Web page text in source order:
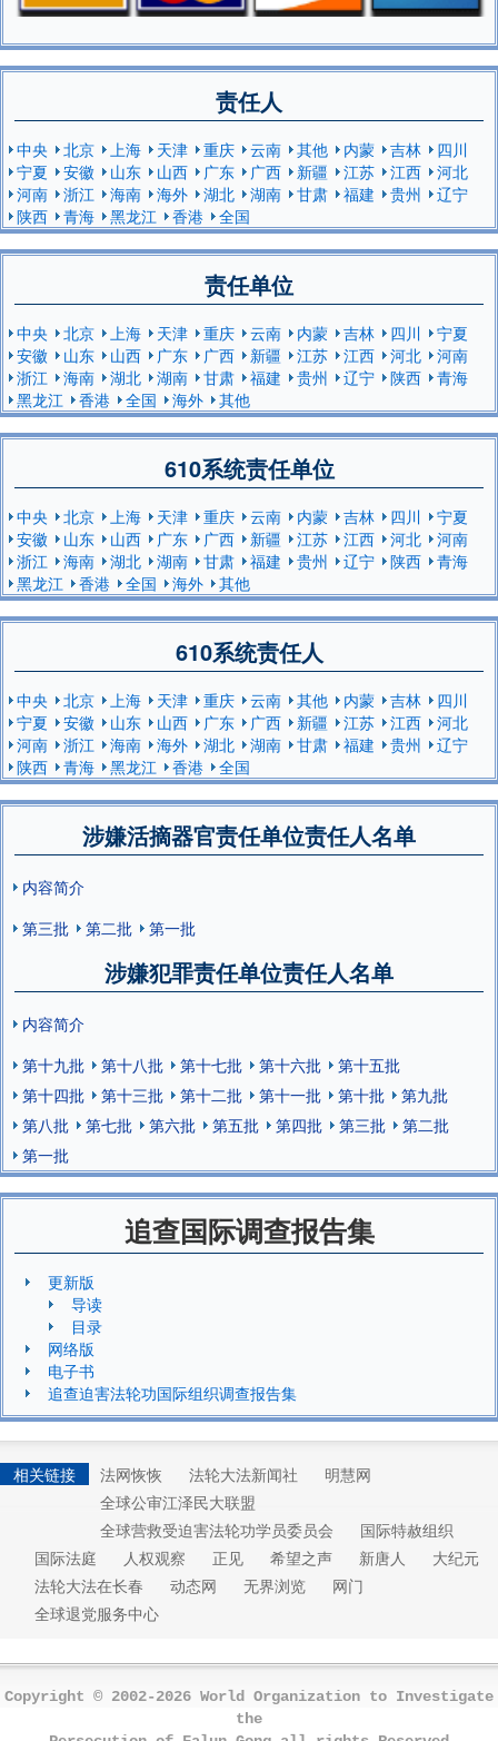
责任人
中央 北京 上海 天津 重庆 云南 其他 内蒙 吉林
四川
宁夏
安徽 山东 山西 广东 广西 新疆 江苏 江西
河北
河南
浙江 海南 海外 湖北 湖南 甘肃 福建 贵州
辽宁
陕西
青海 黑龙江 香港 全国
责任单位
中央 北京 上海 天津 重庆 云南 内蒙 吉林 四川
宁夏
安徽
山东 山西 广东 广西 新疆 江苏 江西 河北
河南
浙江
海南 湖北 湖南 甘肃 福建 贵州 辽宁 陕西
青海
黑龙江
香港 全国 海外 其他
610系统责任单位
中央 北京 上海 天津 重庆 云南 内蒙 吉林 四川
宁夏
安徽
山东 山西 广东 广西 新疆 江苏 江西 河北
河南
浙江
海南 湖北 湖南 甘肃 福建 贵州 辽宁 陕西
青海
黑龙江
香港 全国 海外 其他
610系统责任人
中央 北京 上海 天津 重庆 云南 其他 内蒙 吉林
四川
宁夏
安徽 山东 山西 广东 广西 新疆 江苏 江西
河北
河南
浙江 海南 海外 湖北 湖南 甘肃 福建 贵州
辽宁
陕西
青海 黑龙江 香港 全国
涉嫌活摘器官责任单位责任人名单
内容简介
第三批
第二批 第一批
涉嫌犯罪责任单位责任人名单
内容简介
第十九批
第十八批 第十七批 第十六批
第十五批
第十四批
第十三批 第十二批 第十一批 第十批
第九批
第八批
第七批 第六批 第五批 第四批 第三批
第二批
第一批
追查国际调查报告集
更新版
导读
目录
网络版
电子书
追查迫害法轮功国际组织调查报告集
相关链接 法网恢恢 法轮大法新闻社
明慧网
全球公审江泽民大联盟
全球营救受迫害法轮功学员委员会
国际特赦组织
国际法庭
人权观察 正见 希望之声 新唐人
大纪元
法轮大法在长春
动态网 无界浏览
网门
全球退党服务中心
Copyright © 2002-2026 World Organization to Investigate
the